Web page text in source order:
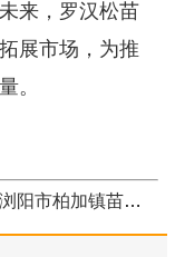
来，罗汉松苗
展市场，为推
。
下一篇：浏阳市柏加镇苗木基地土地性质